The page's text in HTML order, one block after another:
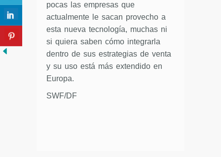
pocas las empresas que
actualmente le sacan provecho a
esta nueva tecnología, muchas ni
si quiera saben cómo integrarla
dentro de sus estrategias de venta
y su uso está más extendido en
Europa.
SWF/DF